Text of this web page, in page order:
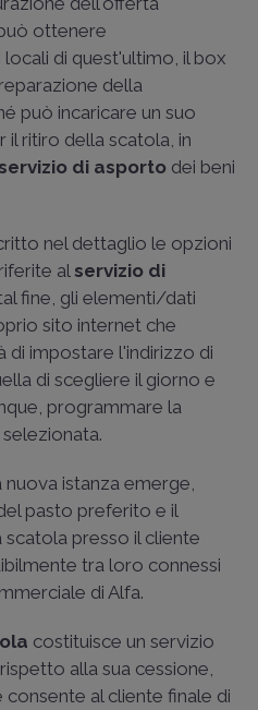
ottenere
di quest'ultimo, il box
della
può incaricare un suo
ritiro della scatola, in
servizio di asporto dei beni
nel dettaglio le opzioni
al servizio di
fine, gli elementi/dati
sito internet che
di impostare l'indirizzo di
di scegliere il giorno e
programmare la
istanza emerge,
pasto preferito e il
presso il cliente
tra loro connessi
di Alfa.
costituisce un servizio
alla sua cessione,
al cliente finale di